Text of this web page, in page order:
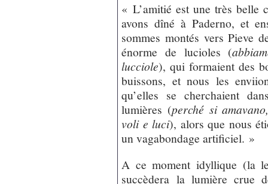
« L’amitié est une très belle
avons dîné à Paderno, et
sommes montés vers Pieve
énorme de lucioles (
lucciole), qui formaient des
buissons, et nous les
qu’elles se cherchaient
lumières (perché si
voli e luci), alors que nous
un vagabondage artificiel. »
A ce moment idyllique (la
succèdera la lumière crue